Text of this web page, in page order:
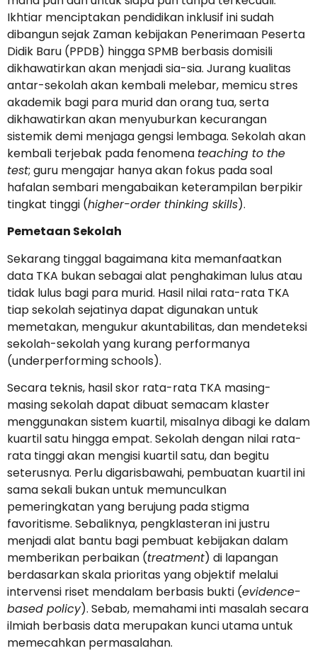
Ikhtiar menciptakan pendidikan inklusif ini sudah
dibangun sejak Zaman kebijakan Penerimaan Peserta
Didik Baru (PPDB) hingga SPMB berbasis domisili
dikhawatirkan akan menjadi sia-sia. Jurang kualitas
antar-sekolah akan kembali melebar, memicu stres
akademik bagi para murid dan orang tua, serta
dikhawatirkan akan menyuburkan kecurangan
sistemik demi menjaga gengsi lembaga. Sekolah akan
kembali terjebak pada fenomena teaching to the
test; guru mengajar hanya akan fokus pada soal
hafalan sembari mengabaikan keterampilan berpikir
tingkat tinggi (higher-order thinking skills).
Pemetaan Sekolah
Sekarang tinggal bagaimana kita memanfaatkan
data TKA bukan sebagai alat penghakiman lulus atau
tidak lulus bagi para murid. Hasil nilai rata-rata TKA
tiap sekolah sejatinya dapat digunakan untuk
memetakan, mengukur akuntabilitas, dan mendeteksi
sekolah-sekolah yang kurang performanya
(underperforming schools).
Secara teknis, hasil skor rata-rata TKA masing-
masing sekolah dapat dibuat semacam klaster
menggunakan sistem kuartil, misalnya dibagi ke dalam
kuartil satu hingga empat. Sekolah dengan nilai rata-
rata tinggi akan mengisi kuartil satu, dan begitu
seterusnya. Perlu digarisbawahi, pembuatan kuartil ini
sama sekali bukan untuk memunculkan
pemeringkatan yang berujung pada stigma
favoritisme. Sebaliknya, pengklasteran ini justru
menjadi alat bantu bagi pembuat kebijakan dalam
memberikan perbaikan (treatment) di lapangan
berdasarkan skala prioritas yang objektif melalui
intervensi riset mendalam berbasis bukti (evidence-
based policy). Sebab, memahami inti masalah secara
ilmiah berbasis data merupakan kunci utama untuk
memecahkan permasalahan.